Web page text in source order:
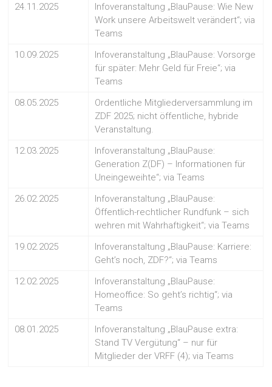
24.11.2025
Infoveranstaltung „BlauPause: Wie New
Work unsere Arbeitswelt verändert“; via
Teams
10.09.2025
Infoveranstaltung „BlauPause: Vorsorge
für später: Mehr Geld für Freie“; via
Teams
08.05.2025
Ordentliche Mitgliederversammlung im
ZDF 2025; nicht öffentliche, hybride
Veranstaltung.
12.03.2025
Infoveranstaltung „BlauPause:
Generation Z(DF) – Informationen für
Uneingeweihte“; via Teams
26.02.2025
Infoveranstaltung „BlauPause:
Öffentlich-rechtlicher Rundfunk – sich
wehren mit Wahrhaftigkeit“; via Teams
19.02.2025
Infoveranstaltung „BlauPause: Karriere:
Geht’s noch, ZDF?“; via Teams
12.02.2025
Infoveranstaltung „BlauPause:
Homeoffice: So geht’s richtig“; via
Teams
08.01.2025
Infoveranstaltung „BlauPause extra:
Stand TV Vergütung“ – nur für
Mitglieder der VRFF (4); via Teams